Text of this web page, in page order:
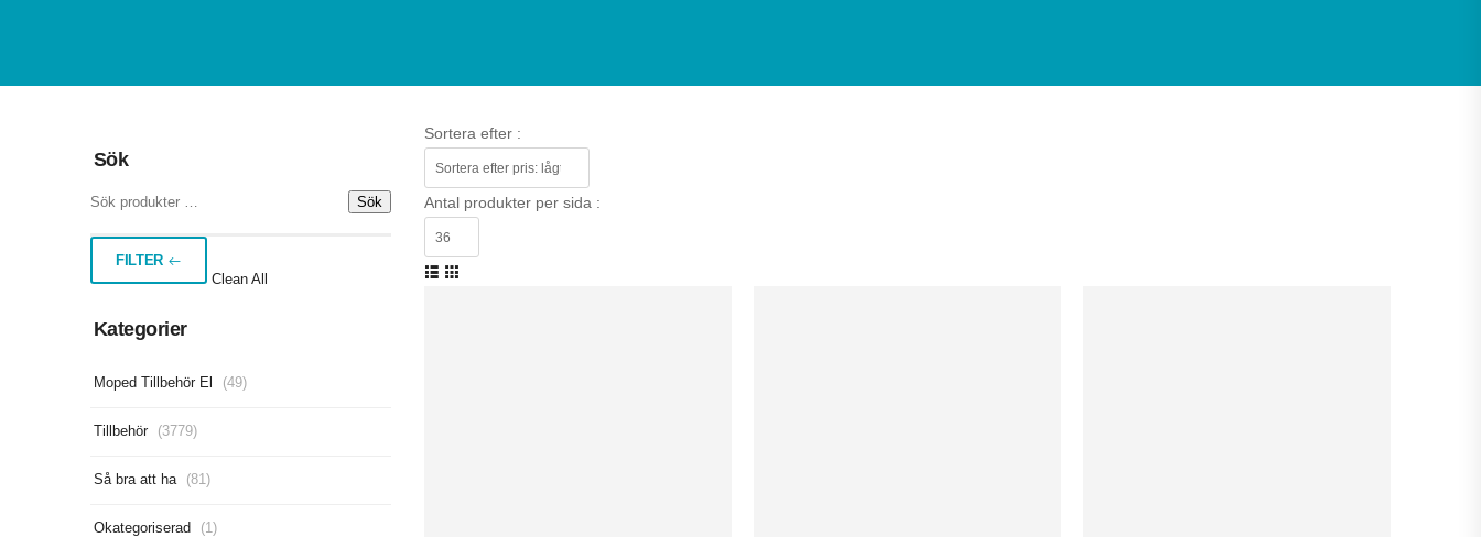
Sök
Sök
FILTER
Clean All
Kategorier
Moped Tillbehör El (49)
Tillbehör (3779)
Så bra att ha (81)
Okategoriserad (1)
Sortera efter :
Antal produkter per sida :